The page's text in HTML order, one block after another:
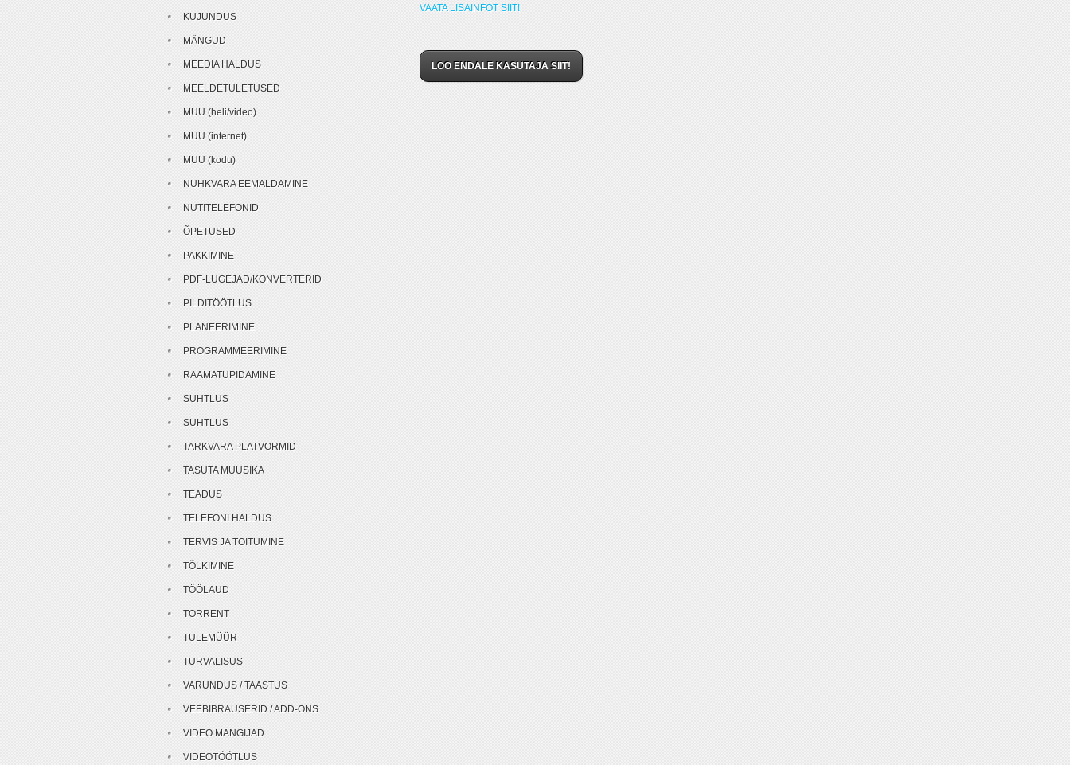
VAATA LISAINFOT SIIT!
LOO ENDALE KASUTAJA SIIT!
KUJUNDUS
MÄNGUD
MEEDIA HALDUS
MEELDETULETUSED
MUU (heli/video)
MUU (internet)
MUU (kodu)
NUHKVARA EEMALDAMINE
NUTITELEFONID
ÕPETUSED
PAKKIMINE
PDF-LUGEJAD/KONVERTERID
PILDITÖÖTLUS
PLANEERIMINE
PROGRAMMEERIMINE
RAAMATUPIDAMINE
SUHTLUS
SUHTLUS
TARKVARA PLATVORMID
TASUTA MUUSIKA
TEADUS
TELEFONI HALDUS
TERVIS JA TOITUMINE
TÕLKIMINE
TÖÖLAUD
TORRENT
TULEMÜÜR
TURVALISUS
VARUNDUS / TAASTUS
VEEBIBRAUSERID / ADD-ONS
VIDEO MÄNGIJAD
VIDEOTÖÖTLUS